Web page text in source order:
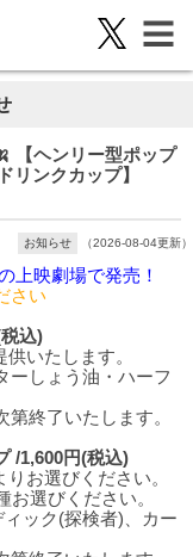
【ヘンリー型ポップ
リンクカップ】
お知らせ （2026-08-04更新）
上映劇場で発売！
さい
込)
いたします。
しょう油・ハーフ
終了いたします。
/1,600円(税込)
お選びください。
選びください。
ック(探検者)、カー